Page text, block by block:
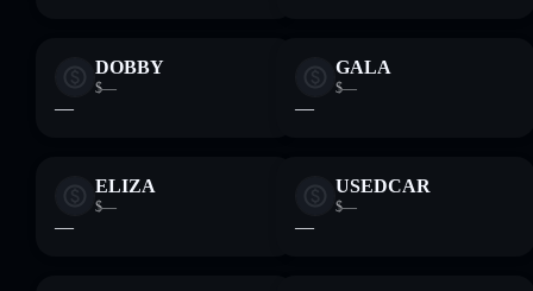
DOBBY
$—
—
GALA
$—
—
ELIZA
$—
—
USEDCAR
$—
—